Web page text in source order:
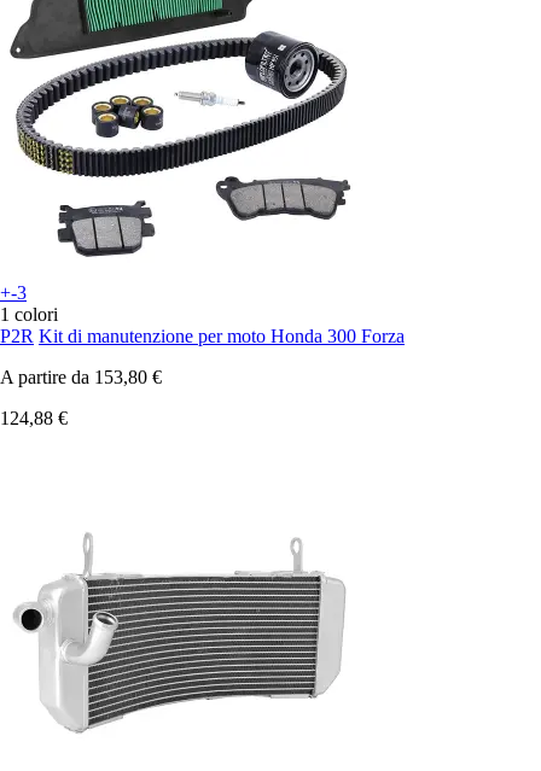
+-3
1 colori
P2R Kit di manutenzione per moto Honda 300 Forza
A partire da 153,80 €
124,88 €